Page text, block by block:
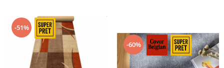
-51%
-60%